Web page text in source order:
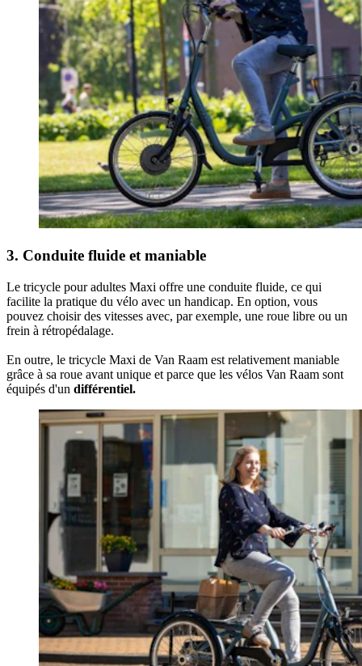
3. Conduite fluide et maniable
Le tricycle pour adultes Maxi offre une conduite fluide, ce qui
facilite la pratique du vélo avec un handicap. En option, vous
pouvez choisir des vitesses avec, par exemple, une roue libre ou un
frein à rétropédalage.
En outre, le tricycle Maxi de Van Raam est relativement maniable
grâce à sa roue avant unique et parce que les vélos Van Raam sont
équipés d'un différentiel.